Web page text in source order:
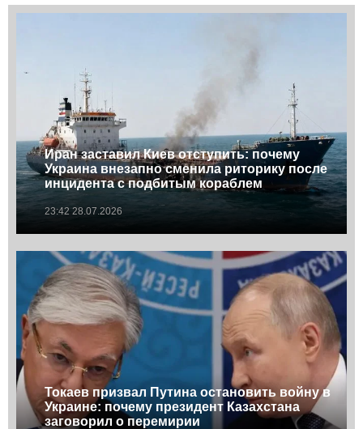
Иран заставил Киев отступить: почему
Украина внезапно сменила риторику после
инцидента с подбитым кораблем
23:42 28.07.2026
Токаев призвал Путина остановить войну в
Украине: почему президент Казахстана
заговорил о перемирии